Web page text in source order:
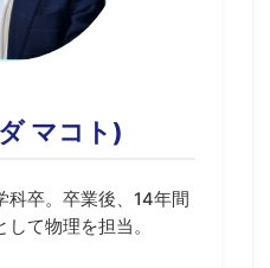
マコト)
科卒。卒業後、14年間
て物理を担当。